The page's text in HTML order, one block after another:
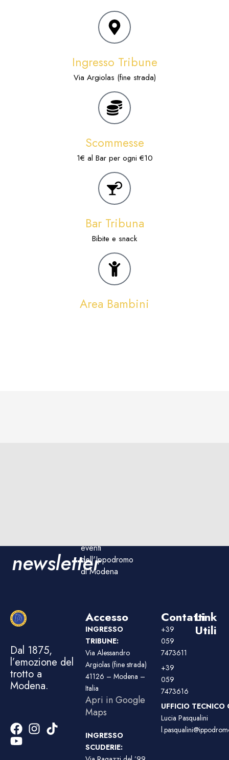
Ingresso Tribune
Via Argiolas (fine strada)
Scommesse
1€ al Bar per ogni €10
Bar Tribuna
Bibite e snack
Area Bambini
newsletter
eventi
dell'Ippodromo
di Modena
Dal 1875,
l’emozione del
trotto a
Modena.
Accesso
INGRESSO
TRIBUNE:
Via Alessandro
Argiolas (fine strada)
41126 – Modena –
Italia
Apri in Google
Maps
INGRESSO
SCUDERIE:
Contatti
+39
059
7473611
+39
059
7473616
UFFICIO TECNICO
Lucia Pasqualini
Link
Utili